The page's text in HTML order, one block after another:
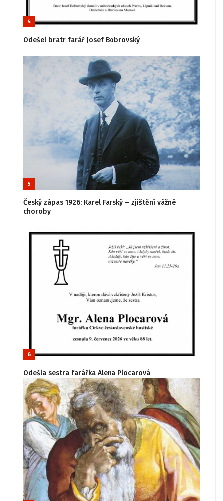
4
Odešel bratr farář Josef Bobrovský
5
Český zápas 1926: Karel Farský – zjištění vážné
choroby
6
Odešla sestra farářka Alena Plocarová